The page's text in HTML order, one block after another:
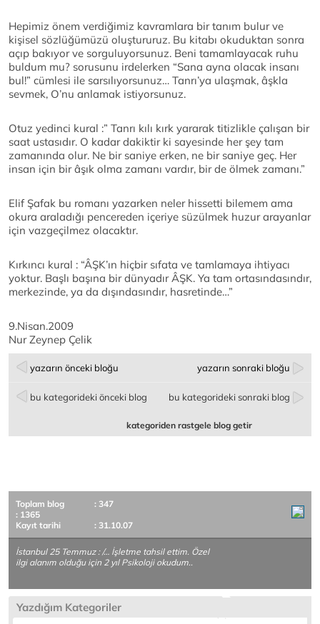
Hepimiz önem verdiğimiz kavramlara bir tanım bulur ve
kişisel sözlüğümüzü oluştururuz. Bu kitabı okuduktan sonra
açıp bakıyor ve sorguluyorsunuz. Beni tamamlayacak ruhu
buldum mu? sorusunu irdelerken “Sana ayna olacak insanı
bul!” cümlesi ile sarsılıyorsunuz… Tanrı’ya ulaşmak, âşkla
sevmek, O’nu anlamak istiyorsunuz.
Otuz yedinci kural :” Tanrı kılı kırk yararak titizlikle çalışan bir
saat ustasıdır. O kadar dakiktir ki sayesinde her şey tam
zamanında olur. Ne bir saniye erken, ne bir saniye geç. Her
insan için bir âşık olma zamanı vardır, bir de ölmek zamanı.”
Elif Şafak bu romanı yazarken neler hissetti bilemem ama
okura araladığı pencereden içeriye süzülmek huzur arayanlar
için vazgeçilmez olacaktır.
Kırkıncı kural : “ÂŞK’ın hiçbir sıfata ve tamlamaya ihtiyacı
yoktur. Başlı başına bir dünyadır ÂŞK. Ya tam ortasındasındır,
merkezinde, ya da dışındasındır, hasretinde…”
9.Nisan.2009
Nur Zeynep Çelik
yazarın önceki bloğu yazarın sonraki bloğu
bu kategorideki önceki blog bu kategorideki sonraki blog
kategoriden rastgele blog getir
Toplam blog
: 347
: 1365
Kayıt tarihi
: 31.10.07
İstanbul 25 Temmuz : /… İşletme tahsil ettim. Özel
ilgi alanım olduğu için 2 yıl Psikoloji okudum..
Yazdığım Kategoriler